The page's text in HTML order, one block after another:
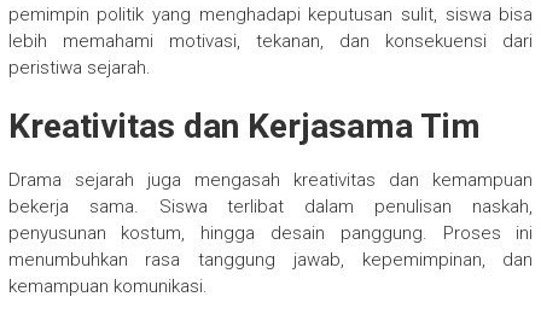
pemimpin politik yang menghadapi keputusan sulit, siswa bisa
lebih memahami motivasi, tekanan, dan konsekuensi dari
peristiwa sejarah.
Kreativitas dan Kerjasama Tim
Drama sejarah juga mengasah kreativitas dan kemampuan
bekerja sama. Siswa terlibat dalam penulisan naskah,
penyusunan kostum, hingga desain panggung. Proses ini
menumbuhkan rasa tanggung jawab, kepemimpinan, dan
kemampuan komunikasi.